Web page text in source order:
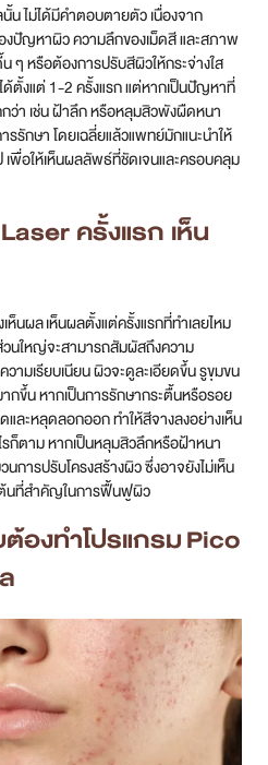
น ไม่ได้มีคำตอบตายตัว เนื่องจาก
งปัญหาผิว ความลึกของเม็ดสี และสภาพ
ๆ หรือต้องการปรับสีผิวให้กระจ่างใส
ด้ตั้งแต่ 1-2 ครั้งแรก แต่หากเป็นปัญหาที่
ว่า เช่น ฝ้าลึก หรือหลุมสิวพังผืดหนา
รรักษา โดยเฉลี่ยแล้วแพทย์มักแนะนำให้
พื่อให้เห็นผลลัพธ์ที่ชัดเจนและครอบคลุม
ครั้งแรก เห็น
ห็นผล เห็นผลตั้งแต่ครั้งแรกที่ทำเลยไหม
นใหญ่จะสามารถสัมผัสถึงความ
วามเรียบเนียน ผิวจะดูละเอียดขึ้น รูขุมขน
กขึ้น หากเป็นการรักษากระตื้นหรือรอย
ละหลุดลอกออก ทำให้สีจางลงอย่างเห็น
ก็ตาม หากเป็นหลุมสิวลึกหรือฝ้าหนา
นการปรับโครงสร้างผิว ซึ่งอาจยังไม่เห็น
นที่สำคัญในการฟื้นฟูผิว
องทำโปรแกรมPico